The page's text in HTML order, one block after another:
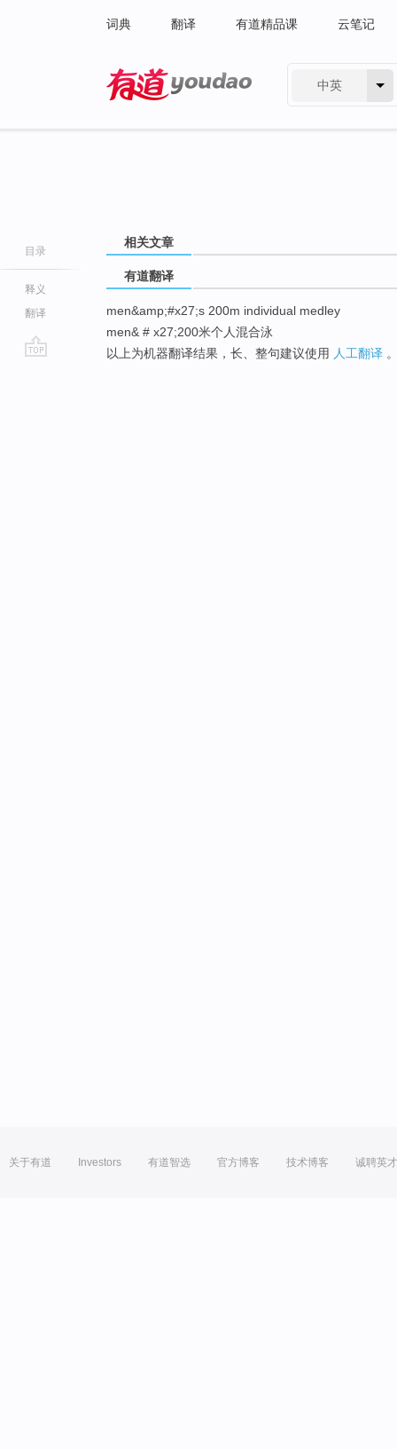
词典 翻译 有道精品课 云笔记
中英
目录
释义
翻译
相关文章
有道翻译
men&amp;#x27;s 200m individual medley
men& # x27;200米个人混合泳
以上为机器翻译结果，长、整句建议使用 人工翻译
关于有道 Investors 有道智选 官方博客 技术博客 诚聘英才